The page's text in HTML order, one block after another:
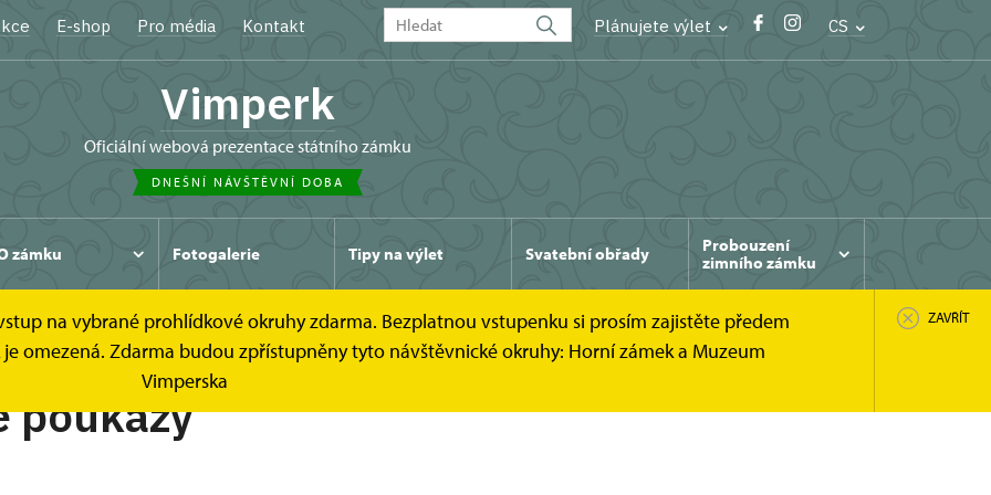
E-shop Pro média Kontakt Plánujete výlet CS
Vimperk
oficiální webová prezentace státního zámku
DNEŠNÍ NÁVŠTĚVNÍ DOBA
zámku Fotogalerie Tipy na výlet Svatební obřady
Probouzení
zimního zámku
na vybrané prohlídkové okruhy zdarma. Bezplatnou vstupenku si prosím zajistěte předem
omezená. Zdarma budou zpřístupněny tyto návštěvnické okruhy: Horní zámek a Muzeum
Vimperska
ZAVŘÍT
Dárkové poukazy
poukazy